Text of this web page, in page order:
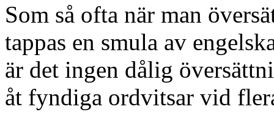
Som så ofta när man
tappas en smula av
är det ingen dålig
åt fyndiga ordvitsar vid